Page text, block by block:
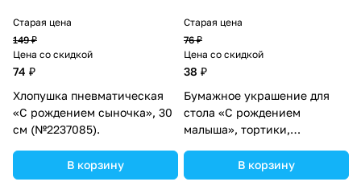
Старая цена
149 ₽
Цена со скидкой
74 ₽
Хлопушка пневматическая
«С рождением сыночка», 30
см (№2237085).
В корзину
Старая цена
76 ₽
Цена со скидкой
38 ₽
Бумажное украшение для
стола «С рождением
малыша», тортики,
(№1236914).В корзину